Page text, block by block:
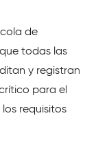
de
todas las
y registran
para el
requisitos